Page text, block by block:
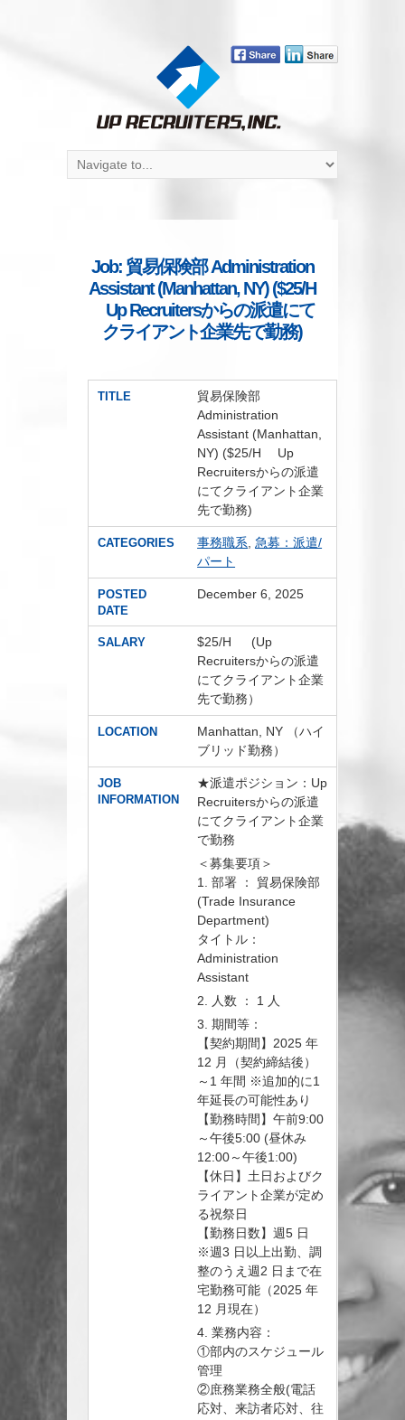
Job: 貿易保険部 Administration
Assistant (Manhattan, NY) ($25/H
Up Recruitersからの派遣にて
クライアント企業先で勤務)
TITLE
貿易保険部
Administration
Assistant (Manhattan,
NY) ($25/H Up
Recruitersからの派遣
にてクライアント企業
先で勤務)
CATEGORIES 事務職系 ,急募：派遣/
パート
POSTED
DATE
December 6, 2025
SALARY
$25/H (Up
Recruitersからの派遣
にてクライアント企業
先で勤務）
LOCATION
Manhattan, NY （ハイ
ブリッド勤務）
JOB
INFORMATION
★派遣ポジション：Up
Recruitersからの派遣
にてクライアント企業
で勤務
＜募集要項＞
1. 部署 ： 貿易保険部
(Trade Insurance
Department)
タイトル：
Administration
Assistant
2. 人数 ： 1 人
3. 期間等：
【契約期間】2025 年
12 月（契約締結後）
～1 年間 ※追加的に1
年延長の可能性あり
【勤務時間】午前9:00
～午後5:00 (昼休み
12:00～午後1:00)
【休日】土日およびク
ライアント企業が定め
る祝祭日
【勤務日数】週5 日
※週3 日以上出勤、調
整のうえ週2 日まで在
宅勤務可能（2025 年
12 月現在）
4. 業務内容：
①部内のスケジュール
管理
②庶務業務全般(電話
応対、来訪者応対、往